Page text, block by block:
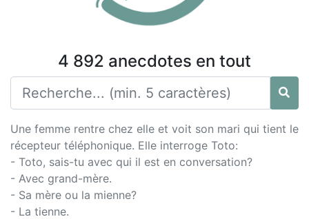
4 892 anecdotes en tout
Une femme rentre chez elle et voit son mari qui tient le
récepteur téléphonique. Elle interroge Toto:
- Toto, sais-tu avec qui il est en conversation?
- Avec grand-mère.
- Sa mère ou la mienne?
- La tienne.